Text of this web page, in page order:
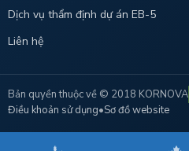
Dịch vụ thẩm định dự án EB-5
Liên hệ
Bản quyền thuộc về © 2018 KORNOVA
Điều khoản sử dụng•Sơ đồ website